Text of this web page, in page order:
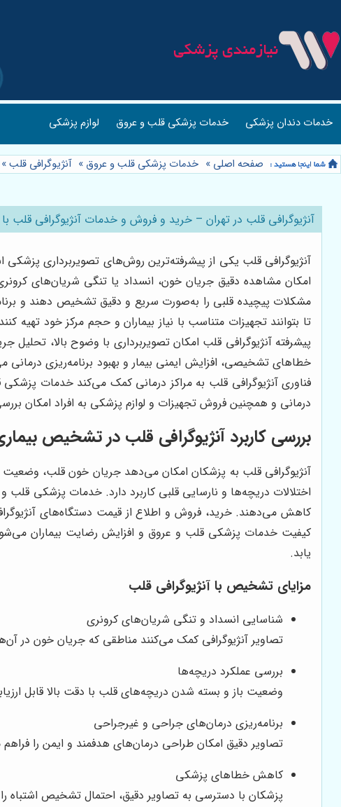
خدمات دندان پزشکی خدمات پزشکی قلب و عروق لوازم پزشکی
صفحه اصلی » خدمات پزشکی قلب و عروق » آنژیوگرافی قلب»
آنژیوگرافی قلب در تهران – خرید و فروش و خدمات آنژیوگرافی قلب
آنژیوگرافی قلب یکی از پیشرفته‌ترین روش‌های تصویربرداری
امکان مشاهده دقیق جریان خون، انسداد یا تنگی شریان‌های
مشکلات پیچیده قلبی را به‌صورت سریع و دقیق تشخیص دهند و
تا بتوانند تجهیزات متناسب با نیاز بیماران و حجم مرکز خود
پیشرفته آنژیوگرافی قلب امکان تصویربرداری با وضوح بالا، تحلیل
خطاهای تشخیصی، افزایش ایمنی بیمار و بهبود برنامه‌ریزی
فناوری آنژیوگرافی قلب به مراکز درمانی کمک می‌کند خدمات پزشکی
درمانی و همچنین فروش تجهیزات و لوازم پزشکی به افراد امکان
بررسی کاربرد آنژیوگرافی قلب در تشخیص
آنژیوگرافی قلب به پزشکان امکان می‌دهد جریان خون قلب،
اختلالات دریچه‌ها و نارسایی قلبی کاربرد دارد. خدمات پزشکی
کاهش می‌دهند. خرید، فروش و اطلاع از قیمت دستگاه‌های
کیفیت خدمات پزشکی قلب و عروق و افزایش رضایت بیماران
یابد.
مزایای تشخیص با آنژیوگرافی قلب
شناسایی انسداد و تنگی شریان‌های کرونری
تصاویر آنژیوگرافی کمک می‌کنند مناطقی که جریان خون در
بررسی عملکرد دریچه‌ها
وضعیت باز و بسته شدن دریچه‌های قلب با دقت بالا قابل
برنامه‌ریزی درمان‌های جراحی و غیرجراحی
تصاویر دقیق امکان طراحی درمان‌های هدفمند و ایمن را فراهم
کاهش خطاهای پزشکی
پزشکان با دسترسی به تصاویر دقیق، احتمال تشخیص